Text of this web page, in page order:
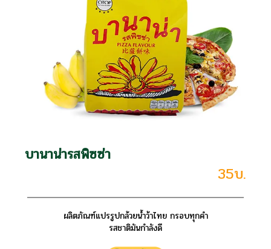
บานาน่ารสพิซซ่า
35บ.
ผลิตภัณฑ์แปรรูปกล้วยน้ำว้าไทย กรอบทุกคำ
รสชาติมันกำลังดี